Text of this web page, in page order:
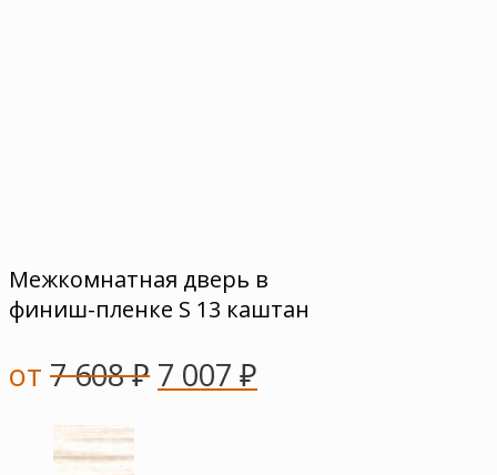
Межкомнатная дверь в
финиш-пленке S 13 каштан
от 7 608₽ 7 007 ₽